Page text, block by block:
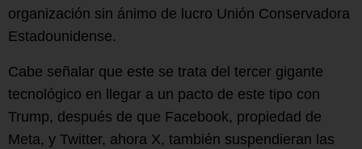
organización sin ánimo de lucro Unión Conservadora
Estadounidense.
Cabe señalar que este se trata del tercer gigante
tecnológico en llegar a un pacto de este tipo con
Trump, después de que Facebook, propiedad de
Meta, y Twitter, ahora X, también suspendieran las